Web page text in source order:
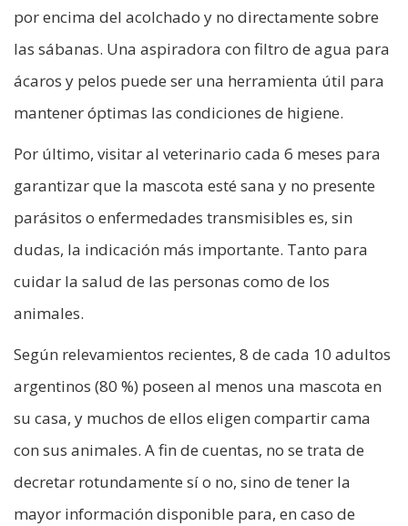
por encima del acolchado y no directamente sobre
las sábanas. Una aspiradora con filtro de agua para
ácaros y pelos puede ser una herramienta útil para
mantener óptimas las condiciones de higiene.
Por último, visitar al veterinario cada 6 meses para
garantizar que la mascota esté sana y no presente
parásitos o enfermedades transmisibles es, sin
dudas, la indicación más importante. Tanto para
cuidar la salud de las personas como de los
animales.
Según relevamientos recientes, 8 de cada 10 adultos
argentinos (80 %) poseen al menos una mascota en
su casa, y muchos de ellos eligen compartir cama
con sus animales. A fin de cuentas, no se trata de
decretar rotundamente sí o no, sino de tener la
mayor información disponible para, en caso de